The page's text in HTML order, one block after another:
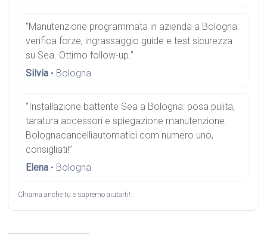
“Manutenzione programmata in azienda a Bologna:
verifica forze, ingrassaggio guide e test sicurezza
su Sea. Ottimo follow-up.”
Silvia • Bologna
“Installazione battente Sea a Bologna: posa pulita,
taratura accessori e spiegazione manutenzione.
Bolognacancelliautomatici.com numero uno,
consigliati!”
Elena • Bologna
Chiama anche tu e sapremo aiutarti!.